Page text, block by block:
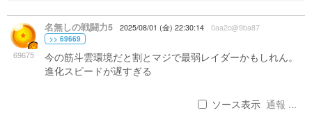
69675
名無しの戦闘力5 2025/08/01 (金) 22:30:14 0aa2c@9ba87
>> 69669
今の筋斗雲環境だと割とマジで最弱レイダーかもしれん。
進化スピードが遅すぎる
ソース表示 通報 ...